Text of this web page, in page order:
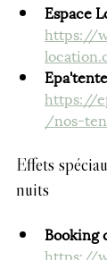
Espace
https://
https://
/nos-
Effets
nuits
Booking
https://